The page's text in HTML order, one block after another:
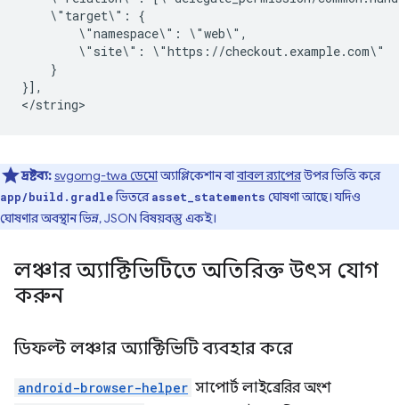
\"target\":
\"namespace\":
\"site\":
}
}],
দ্রষ্টব্য:svgomg-twa ডেমোঅ্যাপ্লিকেশান বাবাবল র‍্যাপেরউপর ভিত্তি করে
app/build.gradleভিতরেasset_statements ঘোষণা আছে। যদিও
ঘোষণার অবস্থান ভিন্ন, JSON বিষয়বস্তু একই।
লঞ্চার অ্যাক্টিভিটিতে অতিরিক্ত উৎস যোগ
করুন
ডিফল্ট লঞ্চার অ্যাক্টিভিটি ব্যবহার করে
android-browser-helper সাপোর্ট লাইব্রেরির অংশ